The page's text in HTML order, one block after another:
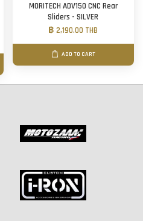
MORITECH ADV150 CNC Rear
Sliders - SILVER
฿ 2,190.00 THB
ADD TO CART